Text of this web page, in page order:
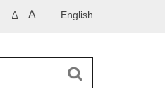
English
A A